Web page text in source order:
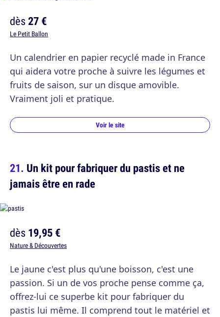
dès27 €
Le Petit Ballon
Un calendrier en papier recyclé made in France
qui aidera votre proche à suivre les légumes et
fruits de saison, sur un disque amovible.
Vraiment joli et pratique.
Voir le site
Un kit pour fabriquer du pastis et ne
jamais être en rade
dès19,95 €
Nature & Découvertes
Le jaune c'est plus qu'une boisson, c'est une
passion. Si un de vos proche pense comme ça,
offrez-lui ce superbe kit pour fabriquer du
pastis lui même. Il comprend tout le matériel et